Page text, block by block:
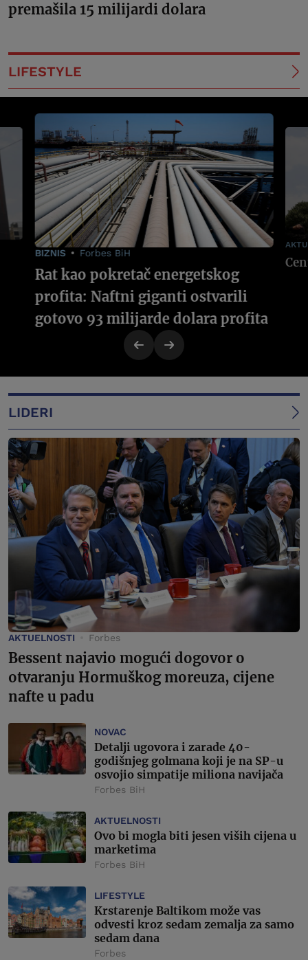
premašila 15 milijardi dolara
LIFESTYLE
BIZNIS Forbes BiH
Rat kao pokretač energetskog
profita: Naftni giganti ostvarili
gotovo 93 milijarde dolara profita
LIDERI
AKTUELNOSTI Forbes
Bessent najavio mogući dogovor o
otvaranju Hormuškog moreuza, cijene
nafte u padu
NOVAC
Detalji ugovora i zarade 40-
godišnjeg golmana koji je na SP-u
osvojio simpatije miliona navijača
Forbes BiH
AKTUELNOSTI
Ovo bi mogla biti jesen viših cijena u
marketima
Forbes BiH
LIFESTYLE
Krstarenje Baltikom može vas
odvesti kroz sedam zemalja za samo
sedam dana
Forbes